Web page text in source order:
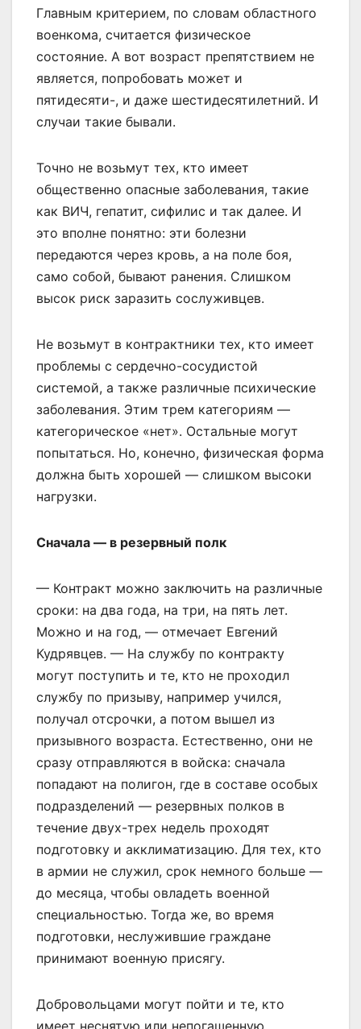
Главным критерием, по словам областного
военкома, считается физическое
состояние. А вот возраст препятствием не
является, попробовать может и
пятидесяти-, и даже шестидесятилетний. И
случаи такие бывали.
Точно не возьмут тех, кто имеет
общественно опасные заболевания, такие
как ВИЧ, гепатит, сифилис и так далее. И
это вполне понятно: эти болезни
передаются через кровь, а на поле боя,
само собой, бывают ранения. Слишком
высок риск заразить сослуживцев.
Не возьмут в контрактники тех, кто имеет
проблемы с сердечно-сосудистой
системой, а также различные психические
заболевания. Этим трем категориям —
категорическое «нет». Остальные могут
попытаться. Но, конечно, физическая форма
должна быть хорошей — слишком высоки
нагрузки.
Сначала — в резервный полк
— Контракт можно заключить на различные
сроки: на два года, на три, на пять лет.
Можно и на год, — отмечает Евгений
Кудрявцев. — На службу по контракту
могут поступить и те, кто не проходил
службу по призыву, например учился,
получал отсрочки, а потом вышел из
призывного возраста. Естественно, они не
сразу отправляются в войска: сначала
попадают на полигон, где в составе особых
подразделений — резервных полков в
течение двух-трех недель проходят
подготовку и акклиматизацию. Для тех, кто
в армии не служил, срок немного больше —
до месяца, чтобы овладеть военной
специальностью. Тогда же, во время
подготовки, неслужившие граждане
принимают военную присягу.
Добровольцами могут пойти и те, кто
имеет неснятую или непогашенную